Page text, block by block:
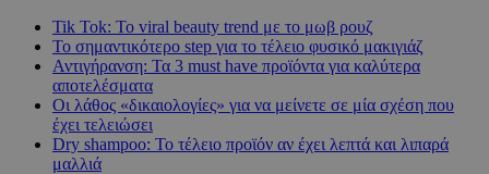
Tik Tok: Το viral beauty trend με το μωβ ρουζ
Το σημαντικότερο step για το τέλειο φυσικό μακιγιάζ
Αντιγήρανση: Τα 3 must have προϊόντα για καλύτερα
αποτελέσματα
Οι λάθος «δικαιολογίες» για να μείνετε σε μία σχέση που
έχει τελειώσει
Dry shampoo: Το τέλειο προϊόν αν έχει λεπτά και λιπαρά
μαλλιά